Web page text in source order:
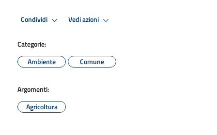
Condividi Vedi azioni
Categorie:
Ambiente
Comune
Argomenti:
Agricoltura